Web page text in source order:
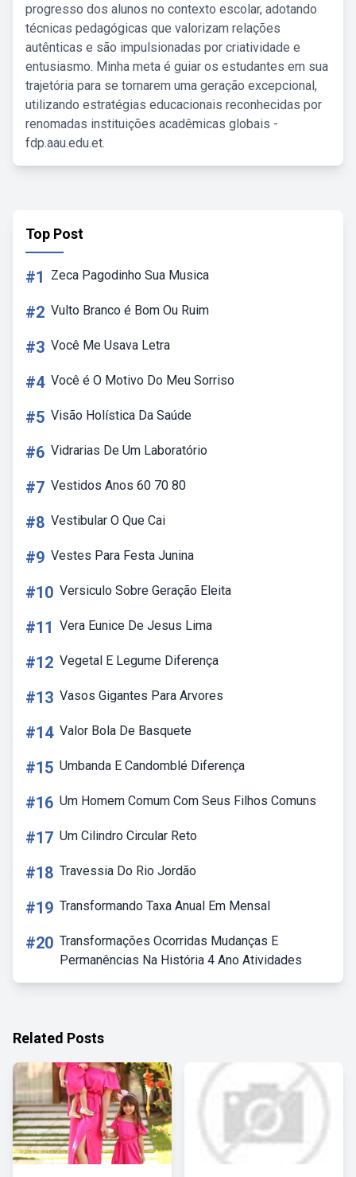
progresso dos alunos no contexto escolar, adotando
técnicas pedagógicas que valorizam relações
autênticas e são impulsionadas por criatividade e
entusiasmo. Minha meta é guiar os estudantes em sua
trajetória para se tornarem uma geração excepcional,
utilizando estratégias educacionais reconhecidas por
renomadas instituições acadêmicas globais -
fdp.aau.edu.et.
Top Post
#1 Zeca Pagodinho Sua Musica
#2 Vulto Branco é Bom Ou Ruim
#3 Você Me Usava Letra
#4 Você é O Motivo Do Meu Sorriso
#5 Visão Holística Da Saúde
#6 Vidrarias De Um Laboratório
#7 Vestidos Anos 60 70 80
#8 Vestibular O Que Cai
#9 Vestes Para Festa Junina
#10 Versiculo Sobre Geração Eleita
#11 Vera Eunice De Jesus Lima
#12 Vegetal E Legume Diferença
#13 Vasos Gigantes Para Arvores
#14 Valor Bola De Basquete
#15 Umbanda E Candomblé Diferença
#16 Um Homem Comum Com Seus Filhos Comuns
#17 Um Cilindro Circular Reto
#18 Travessia Do Rio Jordão
#19 Transformando Taxa Anual Em Mensal
#20 Transformações Ocorridas Mudanças E
Permanências Na História 4 Ano Atividades
Related Posts